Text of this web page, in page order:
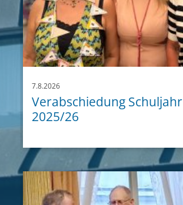
7.8.2026
Verabschiedung Schuljahr
2025/26